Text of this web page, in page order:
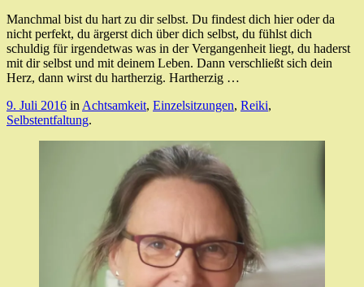
Manchmal bist du hart zu dir selbst. Du findest dich hier oder da
nicht perfekt, du ärgerst dich über dich selbst, du fühlst dich
schuldig für irgendetwas was in der Vergangenheit liegt, du haderst
mit dir selbst und mit deinem Leben. Dann verschließt sich dein
Herz, dann wirst du hartherzig. Hartherzig …
9. Juli 2016 in Achtsamkeit, Einzelsitzungen, Reiki,
Selbstentfaltung.